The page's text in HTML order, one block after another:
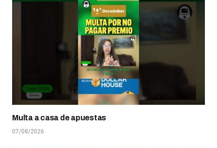
Multa a casa de apuestas
07/08/2026